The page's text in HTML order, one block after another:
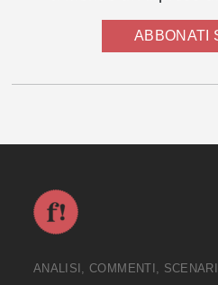
ABBONATI
ANALISI, COMMENTI, SCENARI